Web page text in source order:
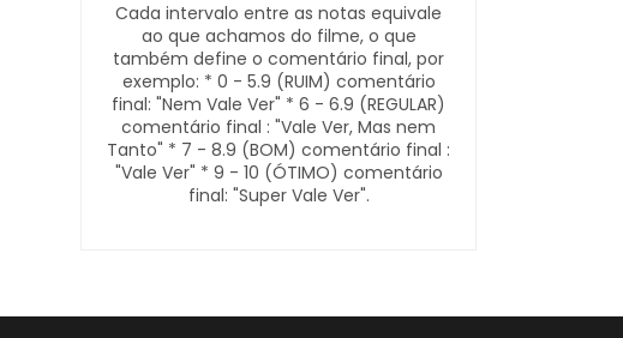
Cada intervalo entre as notas equivale
ao que achamos do filme, o que
também define o comentário final, por
exemplo: * 0 - 5.9 (RUIM) comentário
final: "Nem Vale Ver" * 6 - 6.9 (REGULAR)
comentário final : "Vale Ver, Mas nem
Tanto" * 7 - 8.9 (BOM) comentário final :
"Vale Ver" * 9 - 10 (ÓTIMO) comentário
final: "Super Vale Ver".